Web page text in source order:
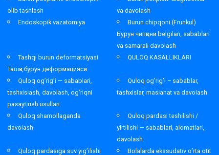
olib tashlash
va davolash
Endoskopik vazatomiya
Burun chipqoni (Frunkul)
Бурун чипқони belgilari, sabablari
va samarali davolash
Tashqi burun deformatsiyasi
Ташқи бурун деформацияси
QULOQ KASALLIKLARI
Quloq og’rig’i — sabablari,
tashxislash, davolash, og’riqni
pasaytirish usullari
Quloq og’rig’i – sabablar,
tashxislar, maslahat va davolash
Quloq shamollaganda
davolash
Quloq pardasi teshilishi /
yirtilishi — sabablari, alomatlari,
davolash
Quloq pardasiga suv yig’ilishi
Bolalarda ekssudativ o’rta otit